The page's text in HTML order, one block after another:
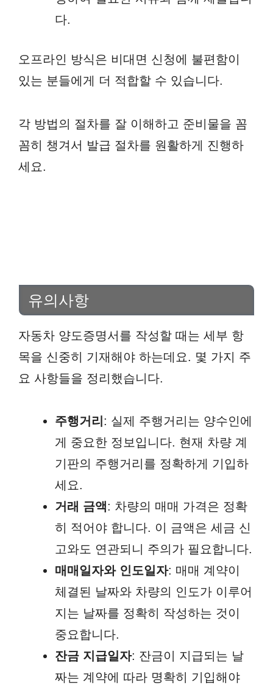
다.
오프라인 방식은 비대면 신청에 불편함이
있는 분들에게 더 적합할 수 있습니다.
각 방법의 절차를 잘 이해하고 준비물을 꼼
꼼히 챙겨서 발급 절차를 원활하게 진행하
세요.
유의사항
자동차 양도증명서를 작성할 때는 세부 항
목을 신중히 기재해야 하는데요. 몇 가지 주
요 사항들을 정리했습니다.
주행거리 : 실제 주행거리는 양수인에
게 중요한 정보입니다. 현재 차량 계
기판의 주행거리를 정확하게 기입하
세요.
거래 금액: 차량의 매매 가격은 정확
히 적어야 합니다. 이 금액은 세금 신
고와도 연관되니 주의가 필요합니다.
매매일자와 인도일자: 매매 계약이
체결된 날짜와 차량의 인도가 이루어
지는 날짜를 정확히 작성하는 것이
중요합니다.
잔금 지급일자: 잔금이 지급되는 날
짜는 계약에 따라 명확히 기입해야